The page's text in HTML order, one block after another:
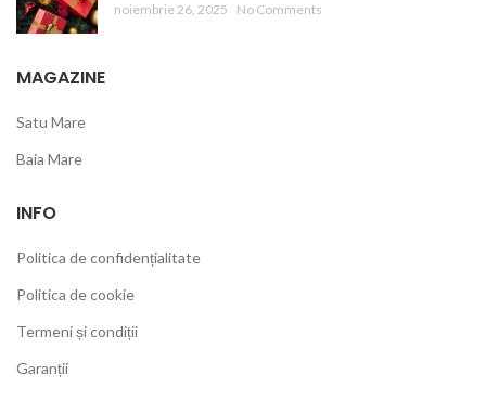
noiembrie 26, 2025 No Comments
MAGAZINE
Satu Mare
Baia Mare
INFO
Politica de confidențialitate
Politica de cookie
Termeni și condiții
Garanții